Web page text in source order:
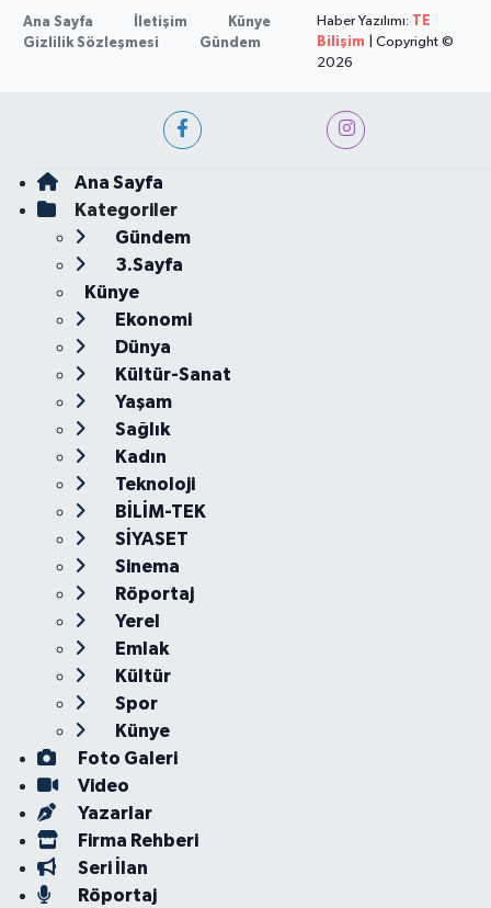
Ana Sayfa İletişim
Künye
Gizlilik Sözleşmesi
Gündem
Haber Yazılımı: TE
Bilişim | Copyright ©
2026
Ana Sayfa
Kategoriler
Gündem
3.Sayfa
Künye
Ekonomi
Dünya
Kültür-Sanat
Yaşam
Sağlık
Kadın
Teknoloji
BİLİM-TEK
SİYASET
Sinema
Röportaj
Yerel
Emlak
Kültür
Spor
Künye
Foto Galeri
Video
Yazarlar
Firma Rehberi
Seri İlan
Röportaj